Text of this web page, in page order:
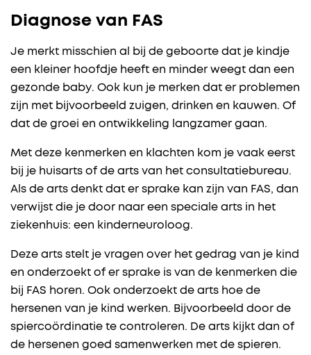
Diagnose van FAS
Je merkt misschien al bij de geboorte dat je kindje
een kleiner hoofdje heeft en minder weegt dan een
gezonde baby. Ook kun je merken dat er problemen
zijn met bijvoorbeeld zuigen, drinken en kauwen. Of
dat de groei en ontwikkeling langzamer gaan.
Met deze kenmerken en klachten kom je vaak eerst
bij je huisarts of de arts van het consultatiebureau.
Als de arts denkt dat er sprake kan zijn van FAS, dan
verwijst die je door naar een speciale arts in het
ziekenhuis: een kinderneuroloog.
Deze arts stelt je vragen over het gedrag van je kind
en onderzoekt of er sprake is van de kenmerken die
bij FAS horen. Ook onderzoekt de arts hoe de
hersenen van je kind werken. Bijvoorbeeld door de
spiercoördinatie te controleren. De arts kijkt dan of
de hersenen goed samenwerken met de spieren.